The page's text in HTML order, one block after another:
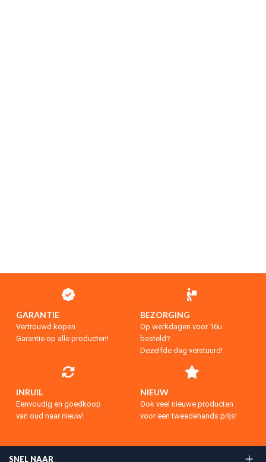
GARANTIE
Vertrouwd kopen
Garantie op alle producten!
BEZORGING
Op werkdagen voor 16u
besteld?
Dezelfde dag verstuurd!
INRUIL
Eenvoudig en goedkoop
van oud naar nieuw!
NIEUW
Ook veel nieuwe producten
voor een tweedehands prijs!
SNEL NAAR